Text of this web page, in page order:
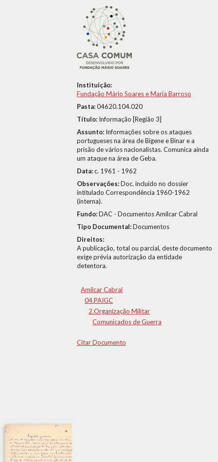
Instituição:
Fundação Mário Soares e Maria Barroso
Pasta:04620.104.020
Título: Informação [Região 3]
Assunto: Informações sobre os ataques
portugueses na área de Bigene e Binar e a
prisão de vários nacionalistas. Comunica ainda
um ataque na área de Geba.
Data:c. 1961 - 1962
Observações:Doc. incluído no dossier
intitulado Correspondência 1960-1962
(interna).
Fundo:DAC - Documentos Amílcar Cabral
Tipo Documental:Documentos
Direitos:
A publicação, total ou parcial, deste documento
exige prévia autorização da entidade
detentora.
Amílcar Cabral
04.PAIGC
2.Organização Militar
Comunicados de Guerra
Citar Documento